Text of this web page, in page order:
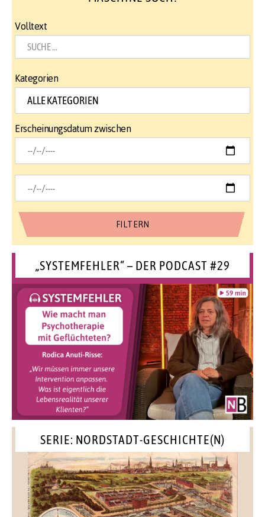
Volltext
Kategorien
Erscheinungsdatum zwischen
„SYSTEMFEHLER“ – DER PODCAST #29
SERIE: NORDSTADT-GESCHICHTE(N)